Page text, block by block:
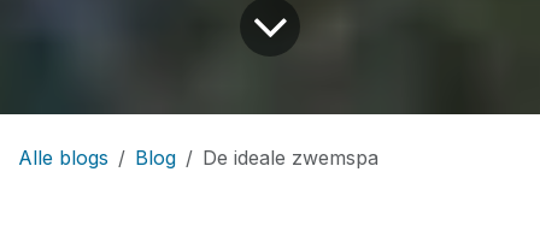
Alle blogs Blog De ideale zwemspa